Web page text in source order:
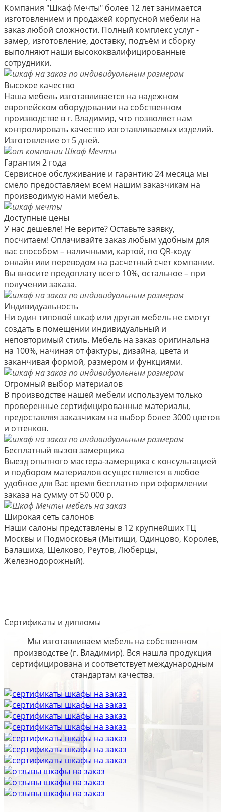
Компания "Шкаф Мечты" более 12 лет занимается
изготовлением и продажей корпусной мебели на
заказ любой сложности. Полный комплекс услуг -
замер, изготовление, доставку, подъём и сборку
выполняют наши высококвалифицированные
сотрудники.
Высокое качество
Наша мебель изготавливается на надежном
европейском оборудовании на собственном
производстве в г. Владимир, что позволяет нам
контролировать качество изготавливаемых изделий.
Изготовление от 5 дней.
Гарантия 2 года
Сервисное обслуживание и гарантию 24 месяца мы
смело предоставляем всем нашим заказчикам на
производимую нами мебель.
Доступные цены
У нас дешевле! Не верите? Оставьте заявку,
посчитаем! Оплачивайте заказ любым удобным для
вас способом – наличными, картой, по QR-коду
онлайн или переводом на расчетный счет компании.
Вы вносите предоплату всего 10%, остальное – при
получении заказа.
Индивидуальность
Ни один типовой шкаф или другая мебель не смогут
создать в помещении индивидуальный и
неповторимый стиль. Мебель на заказ оригинальна
на 100%, начиная от фактуры, дизайна, цвета и
заканчивая формой, размером и функциями.
Огромный выбор материалов
В производстве нашей мебели используем только
проверенные сертифицированные материалы,
предоставляя заказчикам на выбор более 3000 цветов
и оттенков.
Бесплатный вызов замерщика
Выезд опытного мастера-замерщика с консультацией
и подбором материалов осуществляется в любое
удобное для Вас время бесплатно при оформлении
заказа на сумму от 50 000 р.
Широкая сеть салонов
Наши салоны представлены в 12 крупнейших ТЦ
Москвы и Подмосковья (Мытищи, Одинцово, Королев,
Балашиха, Щелково, Реутов, Люберцы,
Железнодорожный).
Сертификаты и дипломы
Мы изготавливаем мебель на собственном
производстве (г. Владимир). Вся нашла продукция
сертифицирована и соответствует международным
стандартам качества.